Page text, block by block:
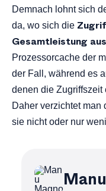
Demnach lohnt sich
da, wo sich die
Gesamtleistung
Prozessorcache der
der Fall, während es
denen die Zugriffszeit
Daher verzichtet man
sie nicht oder nur